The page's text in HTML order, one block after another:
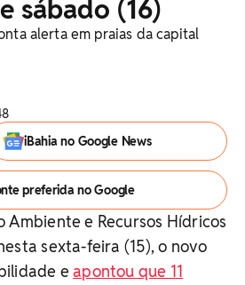
sábado (16)
alerta em praias da capital
iBahia no Google News
preferida no Google
e Recursos Hídricos
sexta-feira (15), o novo
eapontou que 11